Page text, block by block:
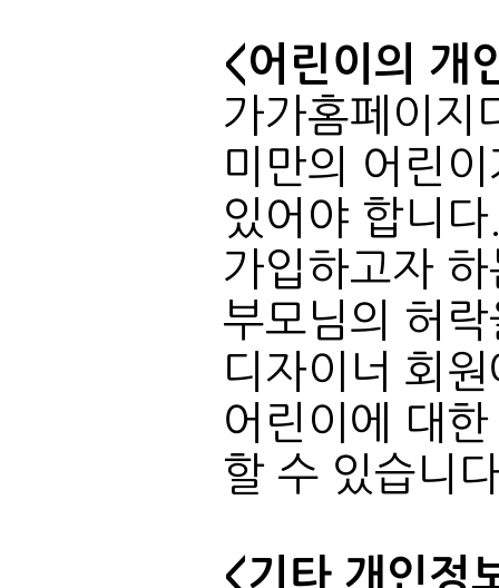
<어린이의 개
가입하고자
디자이너 회
할 수 있습니
<기타 개인정